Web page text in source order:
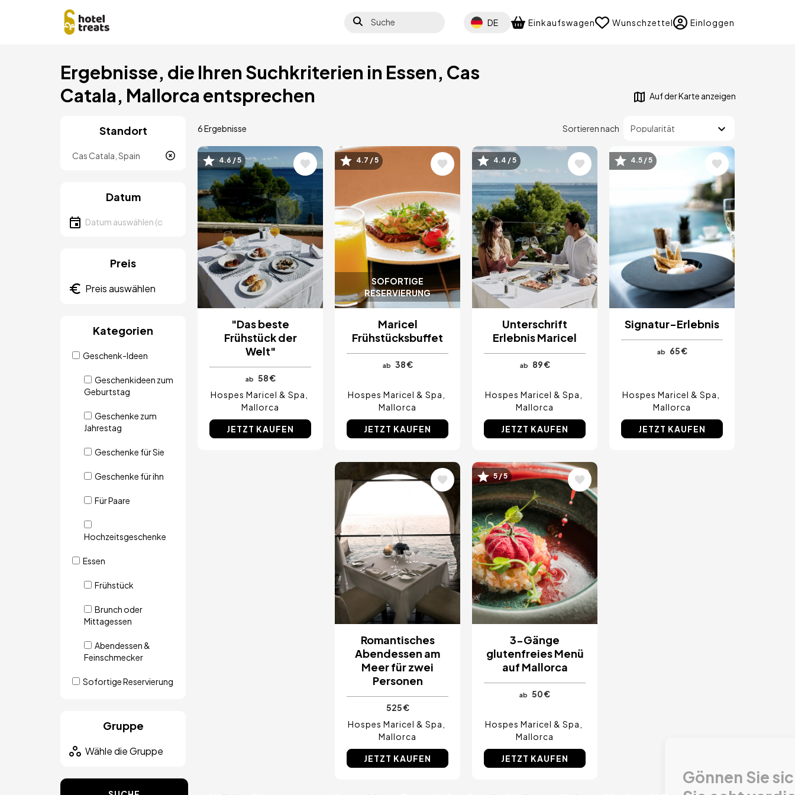
Suche Select your language
DE Einkaufswagen Wunschzettel Einloggen
Ergebnisse, die Ihren Suchkriterien in Essen, Cas
Catala, Mallorca entsprechen
Auf der Karte anzeigen
Standort
Datum
Datum auswählen
Preis
Kategorien
Geschenk-Ideen
Geschenkideen zum
Geburtstag
Geschenke zum
Jahrestag
Geschenke für Sie
Geschenke für ihn
Für Paare
Hochzeitsgeschenke
Essen
Frühstück
Brunch oder
Mittagessen
Abendessen &
Feinschmecker
Sofortige Reservierung
Gruppe
Sortieren nach
6 Ergebnisse
Bild4.6 / 5
"Das beste
Frühstück der
Welt"
ab
58 €
Hospes Maricel & Spa
Mallorca
JETZT KAUFEN
SOFORTIGE
RESERVIERUNG
Bild4.7 / 5
Maricel
Frühstücksbuffet
ab 38 €
Hospes Maricel & Spa
Mallorca
JETZT KAUFEN
Bild4.4 / 5
Unterschrift
Erlebnis Maricel
ab 89 €
Hospes Maricel & Spa
Mallorca
JETZT KAUFEN
Bild4.5 / 5
Signatur-Erlebnis
ab 65 €
Hospes Maricel & Spa
Mallorca
JETZT KAUFEN
Bild
Romantisches
Abendessen am
Meer für zwei
Personen
525 €
Hospes Maricel & Spa
Mallorca
JETZT KAUFEN
Bild5 / 5
3-Gänge
glutenfreies Menü
auf Mallorca
ab 50 €
Hospes Maricel & Spa
Mallorca
JETZT KAUFEN
Gönnen Sie sich das Vergnügen, das